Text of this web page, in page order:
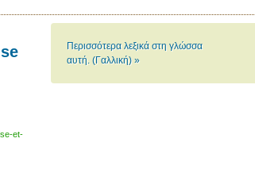
Περισσότερα λεξικά στη γλώσσα
αυτή. (Γαλλική) »
et-